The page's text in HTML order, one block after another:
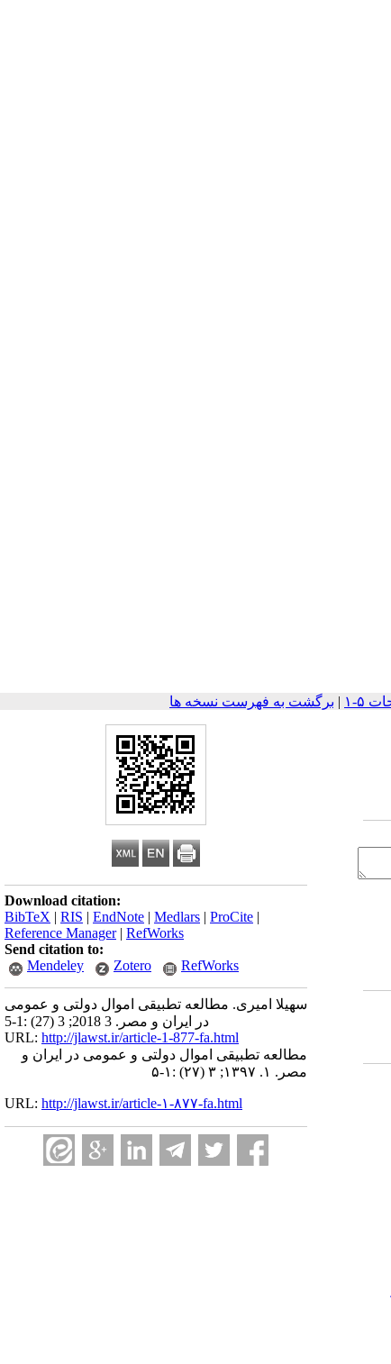
| برگشت به فهرست نسخه ها
Download citation:
BibTeX | RIS | EndNote | Medlars | ProCite |
Reference Manager| RefWorks
Send citation to:
Mendeley
Zotero RefWorks
سهیلا امیری. مطالعه تطبیقی اموال دولتی و عمومی
در ایران و مصر. 3 2018; 3 (27) :1-5
URL: http://jlawst.ir/article-1-877-fa.html
مطالعه تطبیقی اموال دولتی و عمومی در ایران و
مصر. ۱. ۱۳۹۷; ۳ (۲۷) :۱-۵
URL: http://jlawst.ir/article-۱-۸۷۷-fa.html